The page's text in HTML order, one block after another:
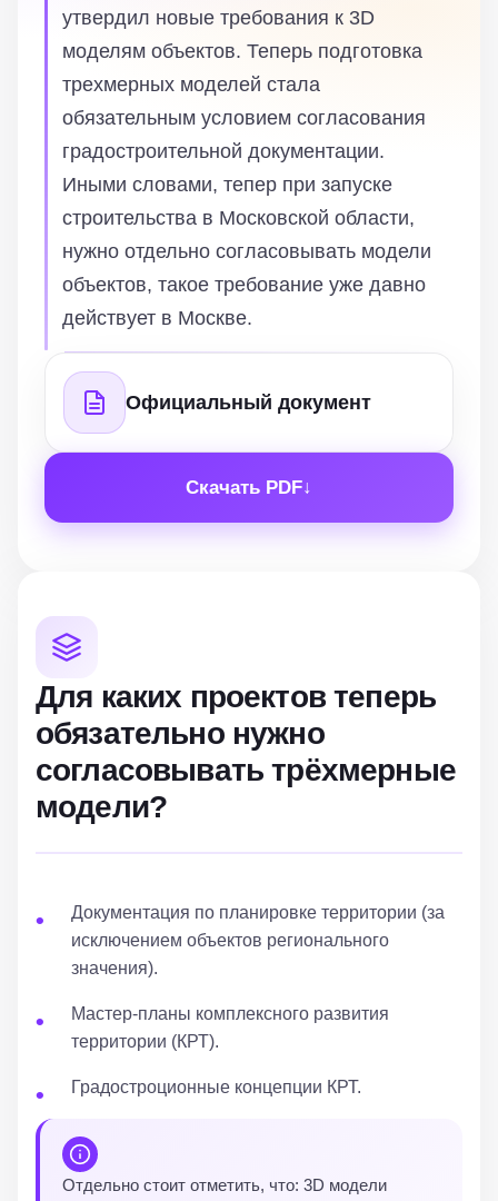
утвердил новые требования к 3D
моделям объектов. Теперь подготовка
трехмерных моделей стала
обязательным условием согласования
градостроительной документации.
Иными словами, тепер при запуске
строительства в Московской области,
нужно отдельно согласовывать модели
объектов, такое требование уже давно
действует в Москве.
Официальный документ
Скачать PDF
Для каких проектов теперь
обязательно нужно
согласовывать трёхмерные
модели?
Документация по планировке территории (за
исключением объектов регионального
значения).
Мастер-планы комплексного развития
территории (КРТ).
Градостроционные концепции КРТ.
Отдельно стоит отметить, что: 3D модели